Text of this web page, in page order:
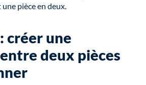
pièce en deux.
créer une
deux pièces